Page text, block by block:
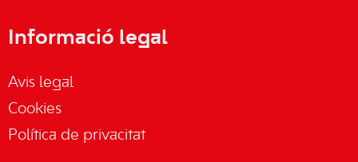
Informació legal
Avis legal
Cookies
Política de privacitat